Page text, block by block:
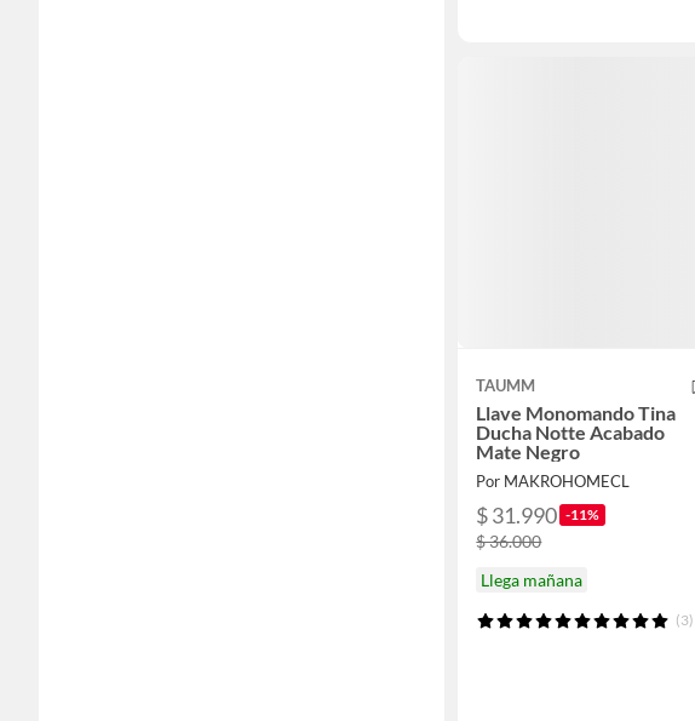
TAUMM
Llave Monomando Tina
Ducha Notte Acabado
Mate Negro
Por MAKROHOMECL
$ 31.990 -11%
$ 36.000
Llega mañana
(3)